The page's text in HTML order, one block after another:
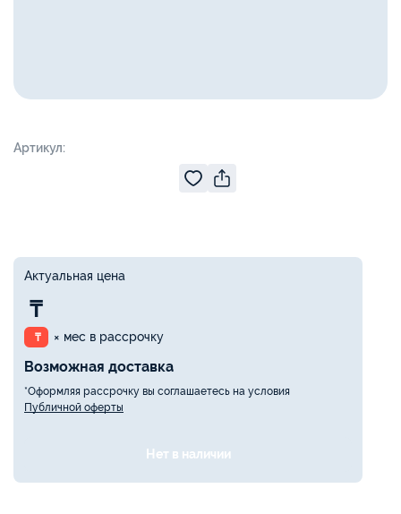
Артикул:
Актуальная цена
₸
₸ × мес в рассрочку
Возможная доставка
*Оформляя рассрочку вы соглашаетесь на условия
Публичной оферты
Нет в наличии